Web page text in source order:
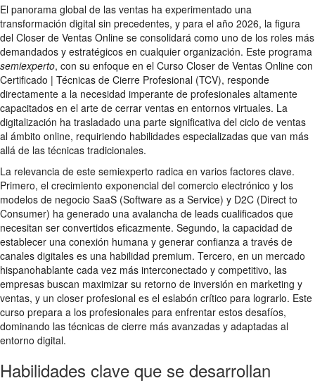
El panorama global de las ventas ha experimentado una
transformación digital sin precedentes, y para el año 2026, la figura
del Closer de Ventas Online se consolidará como uno de los roles más
demandados y estratégicos en cualquier organización. Este programa
semiexperto, con su enfoque en el Curso Closer de Ventas Online con
Certificado | Técnicas de Cierre Profesional (TCV), responde
directamente a la necesidad imperante de profesionales altamente
capacitados en el arte de cerrar ventas en entornos virtuales. La
digitalización ha trasladado una parte significativa del ciclo de ventas
al ámbito online, requiriendo habilidades especializadas que van más
allá de las técnicas tradicionales.
La relevancia de este semiexperto radica en varios factores clave.
Primero, el crecimiento exponencial del comercio electrónico y los
modelos de negocio SaaS (Software as a Service) y D2C (Direct to
Consumer) ha generado una avalancha de leads cualificados que
necesitan ser convertidos eficazmente. Segundo, la capacidad de
establecer una conexión humana y generar confianza a través de
canales digitales es una habilidad premium. Tercero, en un mercado
hispanohablante cada vez más interconectado y competitivo, las
empresas buscan maximizar su retorno de inversión en marketing y
ventas, y un closer profesional es el eslabón crítico para lograrlo. Este
curso prepara a los profesionales para enfrentar estos desafíos,
dominando las técnicas de cierre más avanzadas y adaptadas al
entorno digital.
Habilidades clave que se desarrollan